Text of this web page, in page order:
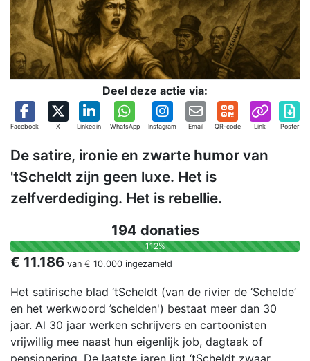
Deel deze actie via:
Facebook X Linkedin WhatsApp Instagram Email QR-code Link Poster
De satire, ironie en zwarte humor van
'tScheldt zijn geen luxe. Het is
zelfverdediging. Het is rebellie.
194 donaties
112%
€ 11.186 van € 10.000 ingezameld
Het satirische blad ‘tScheldt (van de rivier de ‘Schelde’
en het werkwoord ’schelden') bestaat meer dan 30
jaar. Al 30 jaar werken schrijvers en cartoonisten
vrijwillig mee naast hun eigenlijk job, dagtaak of